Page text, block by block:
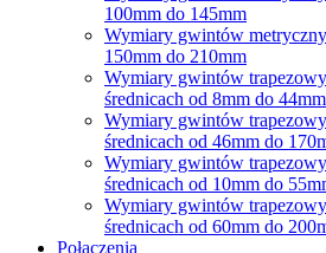
100mm do 145mm
Wymiary gwintów
150mm do 210mm
Wymiary gwintów
średnicach od 8mm do 44mm
Wymiary gwintów
średnicach od 46mm do
Wymiary gwintów
średnicach od 10mm do
Wymiary gwintów
średnicach od 60mm do
Połączenia